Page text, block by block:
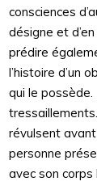
consciences
désigne et
prédire
l’histoire d’un
qui le
révulsent
personne
avec son